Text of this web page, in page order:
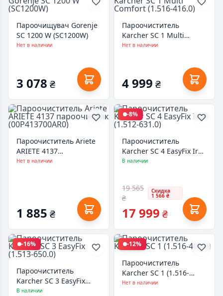
Пароочищувач Gorenje
SC 1200 W (SC1200W)
Нет в наличии
3 078 ₴
Пароочиститель
Karcher SC 1 Multi
Comfort (1.516-416.0)
Нет в наличии
4 999 ₴
Пароочиститель Ariete
ARIETE 4137
пароочисник
Нет в наличии
1 885 ₴
-8%
Пароочиститель
Karcher SC 4 EasyFix Iron
(1.512-631.0)
В наличии
19 565
₴
Скидка
1 566 ₴
17 999 ₴
-16%
Пароочиститель
Karcher SC 3 EasyFix
(1.513-650.0)
В наличии
-12%
Пароочиститель
Karcher SC 1 (1.516-
400.0)
Нет в наличии